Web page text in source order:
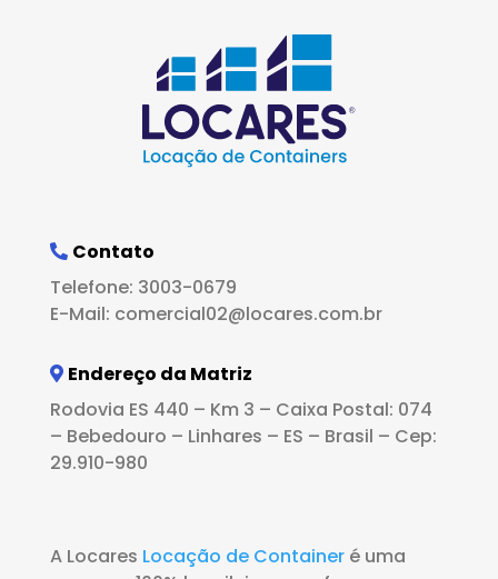
Contato
Telefone: 3003-0679
E-Mail: comercial02@locares.com.br
Endereço da Matriz
Rodovia ES 440 – Km 3 – Caixa Postal: 074
– Bebedouro – Linhares – ES – Brasil – Cep:
29.910-980
A Locares Locação de Containeré uma